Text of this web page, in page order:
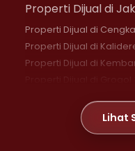
Properti Dijual di
Properti Dijual di
Properti Dijual di
Properti Dijual di
Properti Dijual di
Properti Dijual di
Lihat